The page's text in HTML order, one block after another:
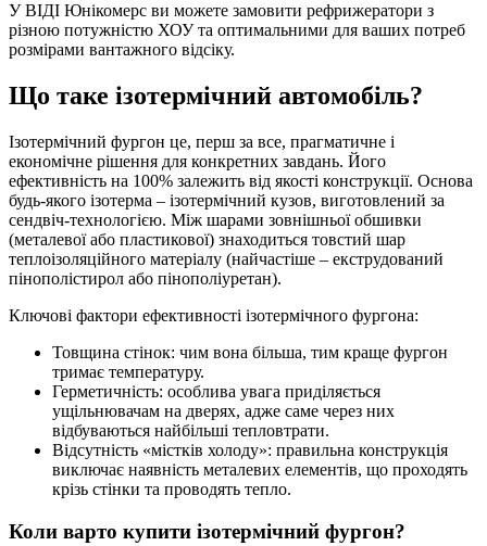
У ВІДІ Юнікомерс ви можете замовити рефрижератори з
різною потужністю ХОУ та оптимальними для ваших потреб
розмірами вантажного відсіку.
Що таке ізотермічний автомобіль?
Ізотермічний фургон це, перш за все, прагматичне і
економічне рішення для конкретних завдань. Його
ефективність на 100% залежить від якості конструкції. Основа
будь-якого ізотерма – ізотермічний кузов, виготовлений за
сендвіч-технологією. Між шарами зовнішньої обшивки
(металевої або пластикової) знаходиться товстий шар
теплоізоляційного матеріалу (найчастіше – екструдований
пінополістирол або пінополіуретан).
Ключові фактори ефективності ізотермічного фургона:
Товщина стінок: чим вона більша, тим краще фургон
тримає температуру.
Герметичність: особлива увага приділяється
ущільнювачам на дверях, адже саме через них
відбуваються найбільші тепловтрати.
Відсутність «містків холоду»: правильна конструкція
виключає наявність металевих елементів, що проходять
крізь стінки та проводять тепло.
Коли варто купити ізотермічний фургон?